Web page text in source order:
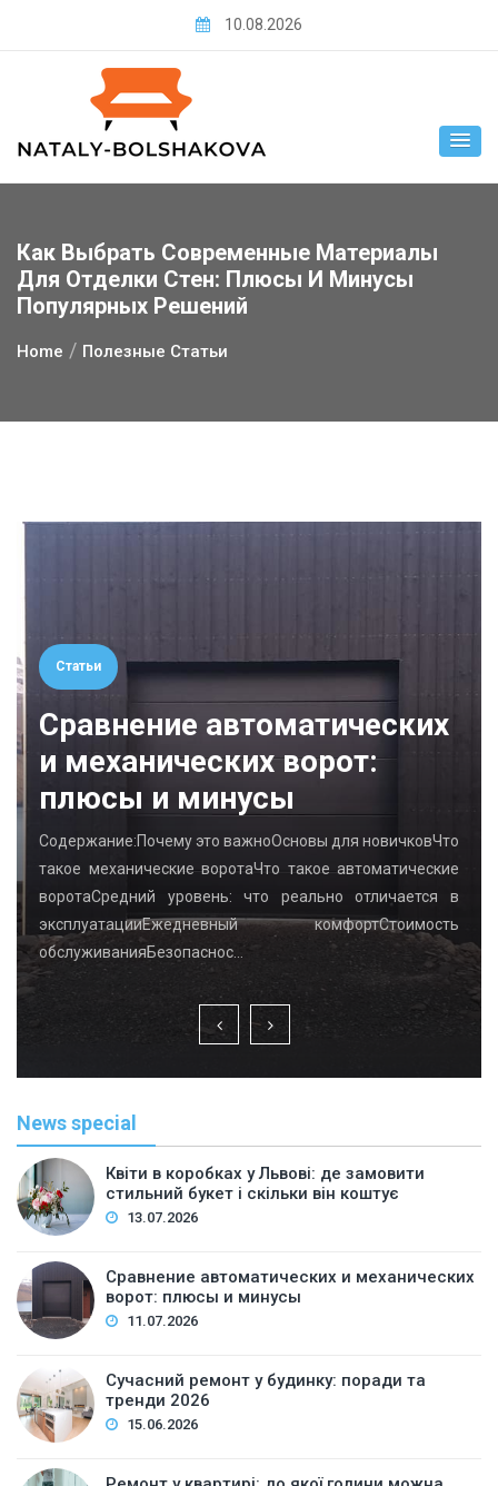
10.08.2026
Как Выбрать Современные Материалы
Для Отделки Стен: Плюсы И Минусы
Популярных Решений
Home Полезные Статьи
Статьи
Сравнение автоматических
и механических ворот:
плюсы и минусы
Содержание:Почему это важноОсновы для новичковЧто
такое механические воротаЧто такое автоматические
воротаСредний уровень: что реально отличается в
эксплуатацииЕжедневный комфортСтоимость
обслуживанияБезопаснос…
News special
Квіти в коробках у Львові: де замовити
стильний букет і скільки він коштує
13.07.2026
Сравнение автоматических и механических
ворот: плюсы и минусы
11.07.2026
Сучасний ремонт у будинку: поради та
тренди 2026
15.06.2026